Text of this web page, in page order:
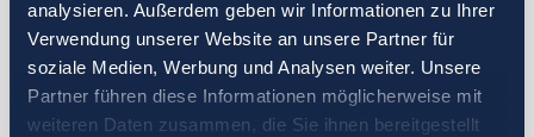
analysieren. Außerdem geben wir Informationen zu Ihrer
Verwendung unserer Website an unsere Partner für
soziale Medien, Werbung und Analysen weiter. Unsere
Partner führen diese Informationen möglicherweise mit
weiteren Daten zusammen, die Sie ihnen bereitgestellt